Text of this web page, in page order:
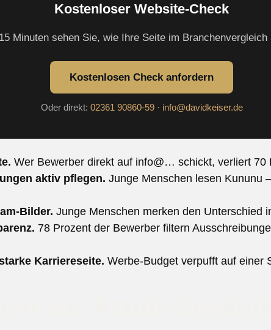
Kostenloser Website-Check
15 Minuten sehen Sie, wie Ihre Seite im Branchenvergleich
Kostenlosen Check anfordern
Oder direkt: 02361 90860-59· info@davidkeiser.de
Wer Bewerber direkt auf info@… schickt, verliert 70
aktiv pflegen. Junge Menschen lesen Kununu
Bilder. Junge Menschen merken den Unterschied
78 Prozent der Bewerber filtern
Karriereseite. Werbe-Budget verpufft auf einer